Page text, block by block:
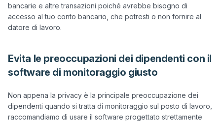
bancarie e altre transazioni poiché avrebbe bisogno di
accesso al tuo conto bancario, che potresti o non fornire al
Evita le preoccupazioni dei dipendenti con il
software di monitoraggio giusto
Non appena la privacy è la principale preoccupazione dei
dipendenti quando si tratta di monitoraggio sul posto di lavoro,
raccomandiamo di usare il software progettato strettamente